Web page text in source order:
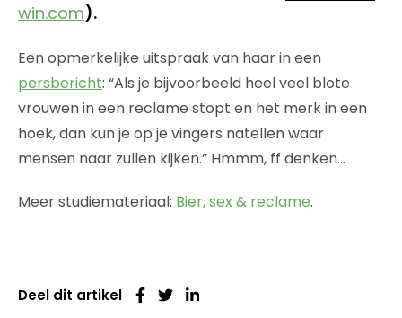
win.com).
Een opmerkelijke uitspraak van haar in een
persbericht: “Als je bijvoorbeeld heel veel blote
vrouwen in een reclame stopt en het merk in een
hoek, dan kun je op je vingers natellen waar
mensen naar zullen kijken.” Hmmm, ff denken…
Meer studiemateriaal: Bier, sex & reclame.
Deel dit artikel